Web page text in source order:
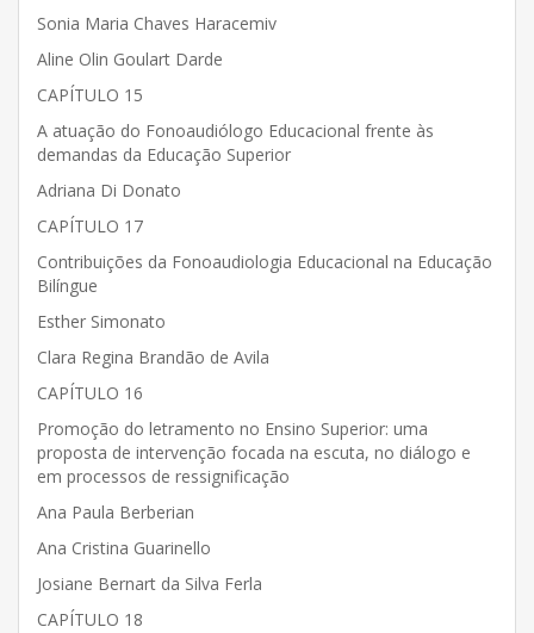
Sonia Maria Chaves Haracemiv
Aline Olin Goulart Darde
CAPÍTULO 15
A atuação do Fonoaudiólogo Educacional frente às
demandas da Educação Superior
Adriana Di Donato
CAPÍTULO 17
Contribuições da Fonoaudiologia Educacional na Educação
Bilíngue
Esther Simonato
Clara Regina Brandão de Avila
CAPÍTULO 16
Promoção do letramento no Ensino Superior: uma
proposta de intervenção focada na escuta, no diálogo e
em processos de ressignificação
Ana Paula Berberian
Ana Cristina Guarinello
Josiane Bernart da Silva Ferla
CAPÍTULO 18